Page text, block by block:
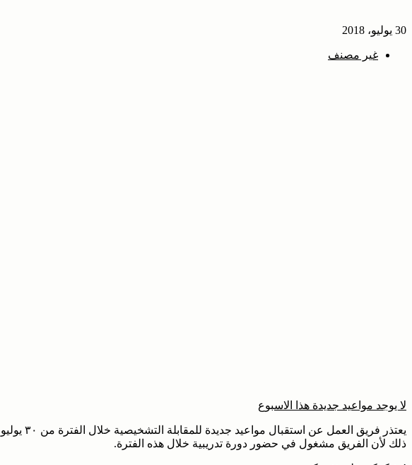
30 يوليو، 2018
غير مصنف
لا يوجد مواعيد جديدة هذا الاسبوع
ذلك لأن الفريق مشغول في حضور دورة تدريبية خلال هذه الفترة.